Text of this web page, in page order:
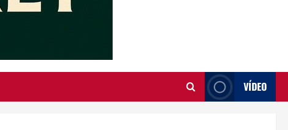
VÍDEO